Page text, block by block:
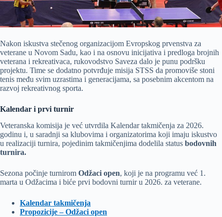
Nakon iskustva stečenog organizacijom Evropskog prvenstva za
veterane u Novom Sadu, kao i na osnovu inicijativa i predloga brojnih
veterana i rekreativaca, rukovodstvo Saveza dalo je punu podršku
projektu. Time se dodatno potvrđuje misija STSS da promoviše stoni
tenis među svim uzrastima i generacijama, sa posebnim akcentom na
razvoj rekreativnog sporta.
Kalendar i prvi turnir
Veteranska komisija je već utvrdila Kalendar takmičenja za 2026.
godinu i, u saradnji sa klubovima i organizatorima koji imaju iskustvo
u realizaciji turnira, pojedinim takmičenjima dodelila status bodovnih
turnira.
Sezona počinje turnirom Odžaci open, koji je na programu već 1.
marta u Odžacima i biće prvi bodovni turnir u 2026. za veterane.
Kalendar takmičenja
Propozicije – Odžaci open